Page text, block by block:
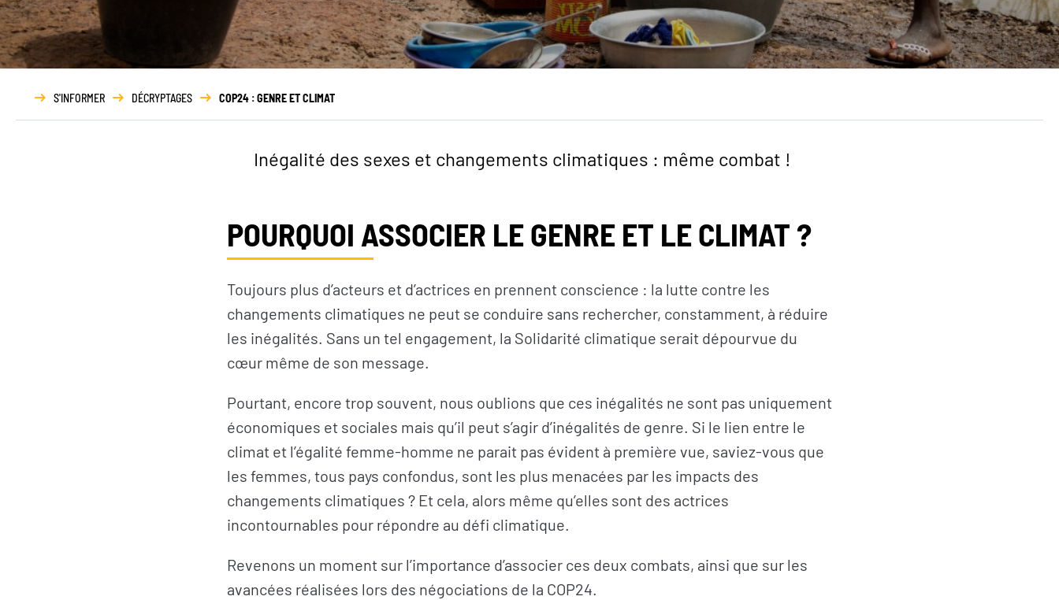
NOUS DÉCOUVRIR
Qui sommes-nous ?
Rapport d’activité
NOS ACTIONS
Nos expertises
S’INFORMER
Guides et études
AGIR
Institutions et
S'INFORMER DÉCRYPTAGES COP24 : GENRE ET CLIMAT
Inégalité des sexes et changements climatiques : même combat !
POURQUOI ASSOCIER LE GENRE ET LE CLIMAT ?
Toujours plus d’acteurs et d’actrices en prennent conscience : la lutte contre les
changements climatiques ne peut se conduire sans rechercher, constamment, à réduire
les inégalités. Sans un tel engagement, la Solidarité climatique serait dépourvue du
cœur même de son message.
Pourtant, encore trop souvent, nous oublions que ces inégalités ne sont pas uniquement
économiques et sociales mais qu’il peut s’agir d’inégalités de genre. Si le lien entre le
climat et l’égalité femme-homme ne parait pas évident à première vue, saviez-vous que
les femmes, tous pays confondus, sont les plus menacées par les impacts des
changements climatiques ? Et cela, alors même qu’elles sont des actrices
incontournables pour répondre au défi climatique.
Revenons un moment sur l’importance d’associer ces deux combats, ainsi que sur les
avancées réalisées lors des négociations de la COP24.